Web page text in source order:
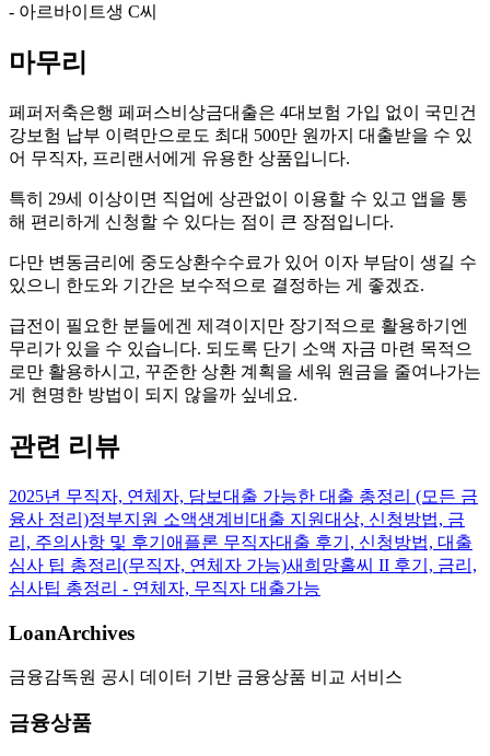
- 아르바이트생 C씨
마무리
페퍼저축은행 페퍼스비상금대출은 4대보험 가입 없이 국민건
강보험 납부 이력만으로도 최대 500만 원까지 대출받을 수 있
어 무직자, 프리랜서에게 유용한 상품입니다.
특히 29세 이상이면 직업에 상관없이 이용할 수 있고 앱을 통
해 편리하게 신청할 수 있다는 점이 큰 장점입니다.
다만 변동금리에 중도상환수수료가 있어 이자 부담이 생길 수
있으니 한도와 기간은 보수적으로 결정하는 게 좋겠죠.
급전이 필요한 분들에겐 제격이지만 장기적으로 활용하기엔
무리가 있을 수 있습니다. 되도록 단기 소액 자금 마련 목적으
로만 활용하시고, 꾸준한 상환 계획을 세워 원금을 줄여나가는
게 현명한 방법이 되지 않을까 싶네요.
관련 리뷰
2025년 무직자, 연체자, 담보대출 가능한 대출 총정리 (모든 금
융사 정리)정부지원 소액생계비대출 지원대상, 신청방법, 금
리, 주의사항 및 후기 애플론 무직자대출 후기, 신청방법, 대출
심사 팁 총정리(무직자, 연체자 가능)새희망홀씨 II 후기, 금리,
심사팁 총정리 - 연체자, 무직자 대출가능
LoanArchives
금융감독원 공시 데이터 기반 금융상품 비교 서비스
금융상품